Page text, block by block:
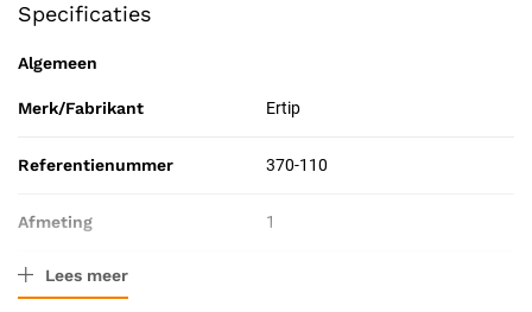
Specificaties
Algemeen
Merk/Fabrikant Ertip
Referentienummer 370-110
Afmeting 1
Resorbeerbaar (hechtdraad)
Lees meer